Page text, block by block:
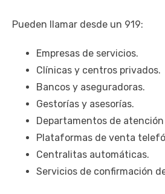
Pueden llamar desde un 919:
Empresas de servicios.
Clínicas y centros privados.
Bancos y aseguradoras.
Gestorías y asesorías.
Departamentos de
Plataformas de venta
Centralitas automáticas.
Servicios de confirmación